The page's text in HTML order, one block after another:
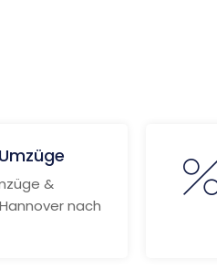
&
nach